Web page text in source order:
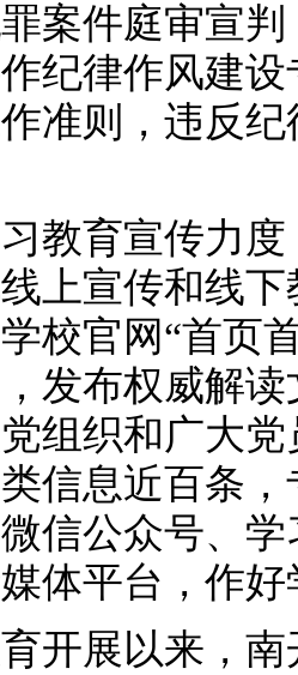
案件庭审宣
纪律作风建
准则，违反
育宣传力度
上宣传和线
校官网“首页
发布权威解
组织和广大
信息近百条
信公众号、
体平台，作
展以来，南